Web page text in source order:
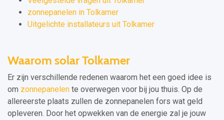
zonnepanelen in Tolkamer
Uitgelichte installateurs uit Tolkamer
Waarom solar Tolkamer
Er zijn verschillende redenen waarom het een goed idee is
om zonnepanelen te overwegen voor bij jou thuis. Op de
allereerste plaats zullen de zonnepanelen fors wat geld
opleveren. Door het opwekken van de energie zal je jouw